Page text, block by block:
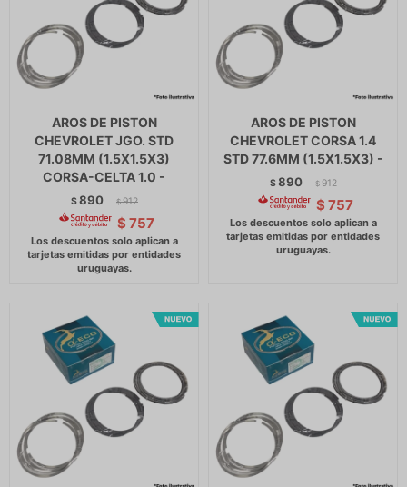
AROS DE PISTON
CHEVROLET JGO. STD
71.08MM (1.5X1.5X3)
CORSA-CELTA 1.0 -
$890 $ 912
$ 757
AROS DE PISTON
CHEVROLET CORSA 1.4
STD 77.6MM (1.5X1.5X3) -
$890 $ 912
$ 757